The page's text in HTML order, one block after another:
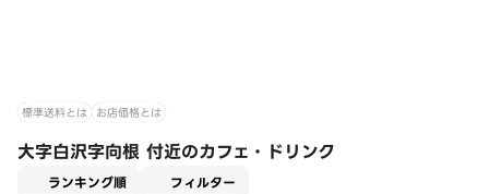
標準送料とは お店価格とは
大字白沢字向根 付近のカフェ・ドリンク
ランキング順 フィルター